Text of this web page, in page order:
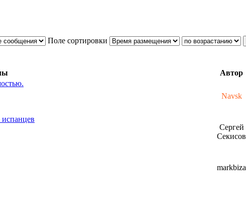
Поле сортировки
Автор
Navsk
Сергей
Секисов
markbiza